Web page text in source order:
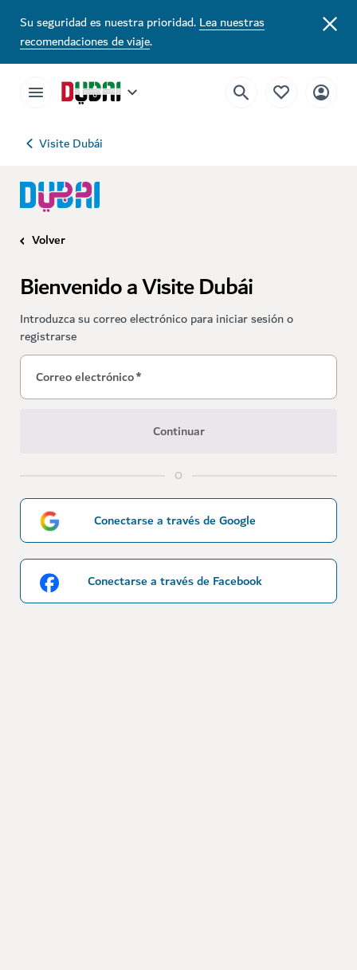
Su seguridad es nuestra prioridad.Lea nuestras
recomendaciones de viaje.
Visite Dubái
Volver
Bienvenido a Visite Dubái
Introduzca su correo electrónico para iniciar sesión o
registrarse
Correo electrónico*
Continuar
O
Conectarse a través de Google
Conectarse a través de Facebook